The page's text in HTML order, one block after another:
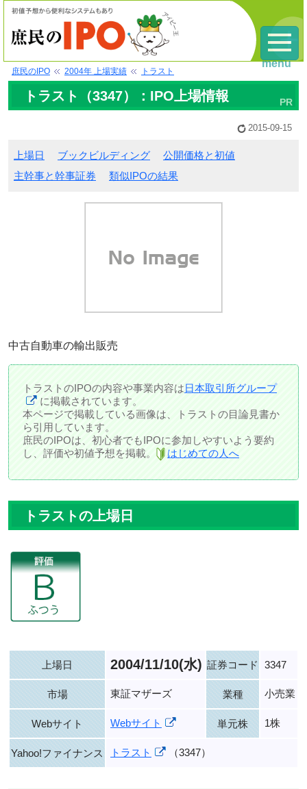
庶民のIPO 2004年 上場実績 トラスト
トラスト（3347）：IPO上場情報
2015-09-15
上場日 ブックビルディング
公開価格と初値
主幹事と幹事証券
類似IPOの結果
中古自動車の輸出販売
トラストのIPOの内容や事業内容は日本取引所グループ
に掲載されています。
本ページで掲載している画像は、トラストの目論見書か
ら引用しています。
庶民のIPOは、初心者でもIPOに参加しやすいよう要約
し、評価や初値予想を掲載。
はじめての人へ
トラストの上場日
上場日 2004/11/10(水) 証券コード 3347
市場 東証マザーズ 業種 小売業
Webサイト Webサイト 単元株 1株
Yahoo!ファイナンス トラスト （3347）
menu